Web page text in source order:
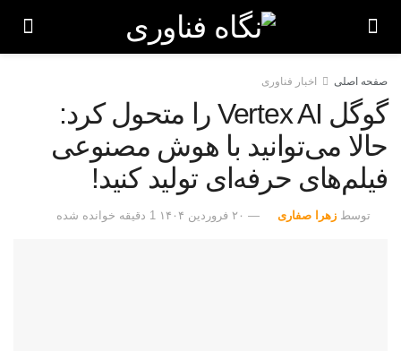
صفحه اصلی اخبار فناوری
گوگل Vertex AI را متحول کرد:
حالا می‌توانید با هوش مصنوعی
فیلم‌های حرفه‌ای تولید کنید!
توسط زهرا صفاری ۲۰ فروردین ۱۴۰۴ 1 دقیقه خوانده شده